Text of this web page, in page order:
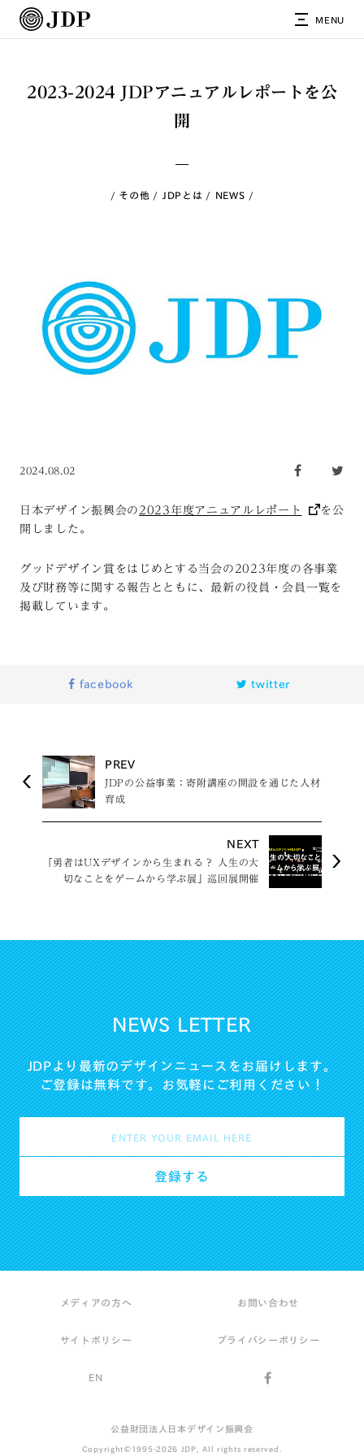
MENU
2023-2024 JDPアニュアルレポートを公
開
その他 JDPとは NEWS
2024.08.02
日本デザイン振興会の 2023年度アニュアルレポート
を公
開しました。
グッドデザイン賞をはじめとする当会の2023年度の各事業
及び財務等に関する報告とともに、最新の役員・会員一覧を
掲載しています。
facebook twitter
PREV
JDPの公益事業：寄附講座の開設を通じた人材
育成
NEXT
「勇者はUXデザインから生まれる？ 人生の大
切なことをゲームから学ぶ展」巡回展開催
NEWS LETTER
JDPより最新のデザインニュースをお届けします。
ご登録は無料です。お気軽にご利用ください！
メディアの方へ お問い合わせ
サイトポリシー プライバシーポリシー
EN
公益財団法人日本デザイン振興会
Copyright©1995-2026 JDP, All rights reserved.